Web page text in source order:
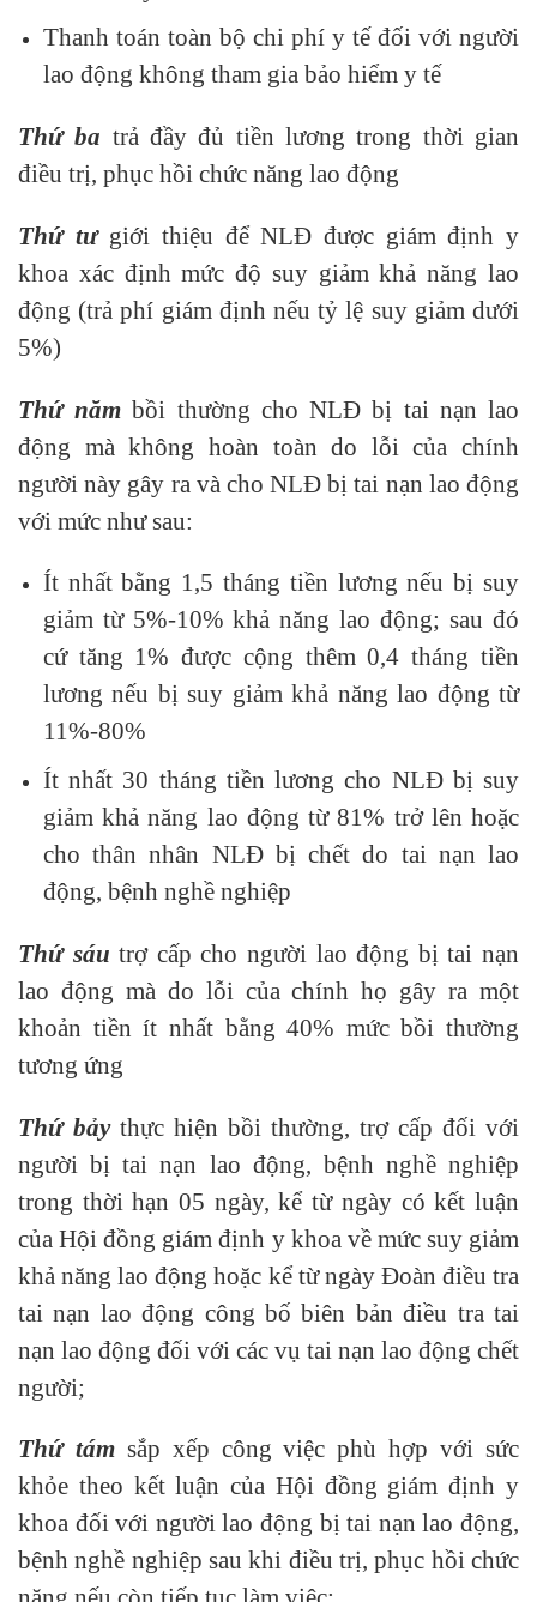
Thanh toán toàn bộ chi phí y tế đối với người
lao động không tham gia bảo hiểm y tế
Thứ ba trả đầy đủ tiền lương trong thời gian
điều trị, phục hồi chức năng lao động
Thứ tư giới thiệu để NLĐ được giám định y
khoa xác định mức độ suy giảm khả năng lao
động (trả phí giám định nếu tỷ lệ suy giảm dưới
5%)
Thứ năm bồi thường cho NLĐ bị tai nạn lao
động mà không hoàn toàn do lỗi của chính
người này gây ra và cho NLĐ bị tai nạn lao động
với mức như sau:
Ít nhất bằng 1,5 tháng tiền lương nếu bị suy
giảm từ 5%-10% khả năng lao động; sau đó
cứ tăng 1% được cộng thêm 0,4 tháng tiền
lương nếu bị suy giảm khả năng lao động từ
11%-80%
Ít nhất 30 tháng tiền lương cho NLĐ bị suy
giảm khả năng lao động từ 81% trở lên hoặc
cho thân nhân NLĐ bị chết do tai nạn lao
động, bệnh nghề nghiệp
Thứ sáu trợ cấp cho người lao động bị tai nạn
lao động mà do lỗi của chính họ gây ra một
khoản tiền ít nhất bằng 40% mức bồi thường
tương ứng
Thứ bảythực hiện bồi thường, trợ cấp đối với
người bị tai nạn lao động, bệnh nghề nghiệp
trong thời hạn 05 ngày, kể từ ngày có kết luận
của Hội đồng giám định y khoa về mức suy giảm
khả năng lao động hoặc kể từ ngày Đoàn điều tra
tai nạn lao động công bố biên bản điều tra tai
nạn lao động đối với các vụ tai nạn lao động chết
người;
Thứ támsắp xếp công việc phù hợp với sức
khỏe theo kết luận của Hội đồng giám định y
khoa đối với người lao động bị tai nạn lao động,
bệnh nghề nghiệp sau khi điều trị, phục hồi chức